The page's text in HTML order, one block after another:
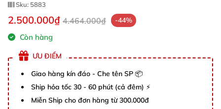
Sku: 5883
2.500.000₫ 4.464.000₫ -44%
Còn hàng
ƯU ĐIỂM
Giao hàng kín đáo - Che tên SP 📦
Ship hỏa tốc 30 - 60 phút (cả đêm) ⚡
Miễn Ship cho đơn hàng từ 300.000đ